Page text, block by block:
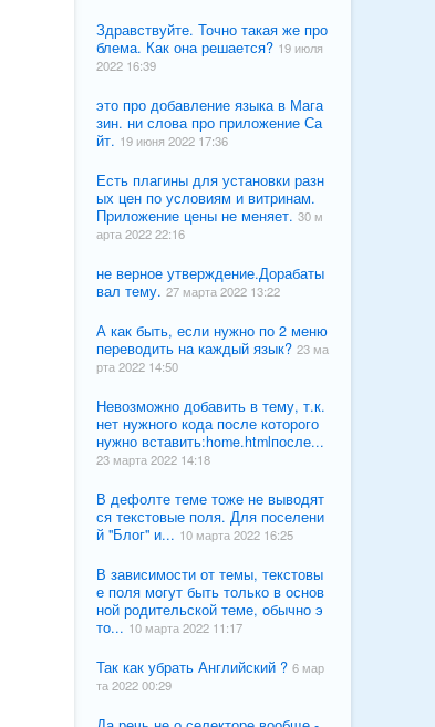
Здравствуйте. Точно такая же про
блема. Как она решается? 19 июля
2022 16:39
это про добавление языка в Мага
зин. ни слова про приложение Са
йт. 19 июня 2022 17:36
Есть плагины для установки разн
ых цен по условиям и витринам.
Приложение цены не меняет. 30 м
арта 2022 22:16
не верное утверждение.Дорабаты
вал тему. 27 марта 2022 13:22
А как быть, если нужно по 2 меню
переводить на каждый язык? 23 ма
рта 2022 14:50
Невозможно добавить в тему, т.к.
нет нужного кода после которого
нужно вставить:home.htmlпосле...
23 марта 2022 14:18
В дефолте теме тоже не выводят
ся текстовые поля. Для поселени
й "Блог" и... 10 марта 2022 16:25
В зависимости от темы, текстовы
е поля могут быть только в основ
ной родительской теме, обычно э
то... 10 марта 2022 11:17
Так как убрать Английский ? 6 мар
та 2022 00:29